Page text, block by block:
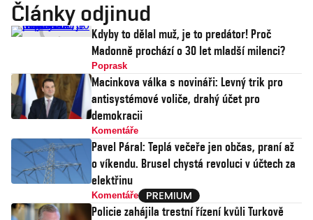
Články odjinud
Kdyby to dělal muž, je to predátor! Proč
Madonně prochází o 30 let mladší milenci?
Poprask
Macinkova válka s novináři: Levný trik pro
antisystémové voliče, drahý účet pro
demokracii
Komentáře
Pavel Páral: Teplá večeře jen občas, praní až
o víkendu. Brusel chystá revoluci v účtech za
elektřinu
Komentáře
Policie zahájila trestní řízení kvůli Turkově